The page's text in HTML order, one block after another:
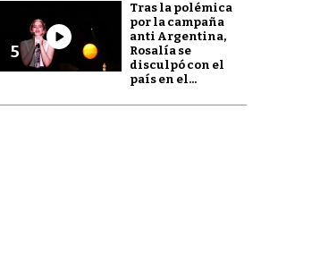
5
Tras la polémica
por la campaña
anti Argentina,
Rosalía se
disculpó con el
país en el...